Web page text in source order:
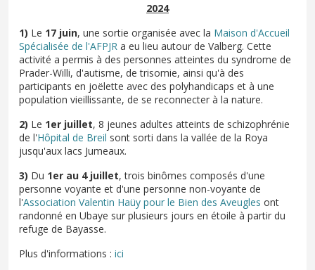
2024
1) Le 17 juin, une sortie organisée avec la Maison d'Accueil
Spécialisée de l'AFPJR a eu lieu autour de Valberg. Cette
activité a permis à des personnes atteintes du syndrome de
Prader-Willi, d'autisme, de trisomie, ainsi qu'à des
participants en joëlette avec des polyhandicaps et à une
population vieillissante, de se reconnecter à la nature.
2) Le 1er juillet, 8 jeunes adultes atteints de schizophrénie
de l'Hôpital de Breil sont sorti dans la vallée de la Roya
jusqu'aux lacs Jumeaux.
3) Du 1er au 4 juillet, trois binômes composés d'une
personne voyante et d'une personne non-voyante de
l'Association Valentin Haüy pour le Bien des Aveugles ont
randonné en Ubaye sur plusieurs jours en étoile à partir du
refuge de Bayasse.
Plus d'informations : ici